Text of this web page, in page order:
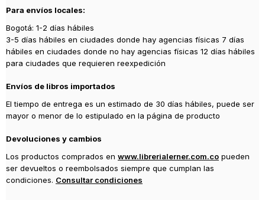
2020
Ilustrador
Gutiérrez, Luci
Para envíos locales:
Bogotá: 1-2 días hábiles
3-5 días hábiles en ciudades donde hay agencias físicas 7 días
hábiles en ciudades donde no hay agencias físicas 12 días hábiles
para ciudades que requieren reexpedición
Envíos de libros importados
El tiempo de entrega es un estimado de 30 días hábiles, puede ser
mayor o menor de lo estipulado en la página de producto
Devoluciones y cambios
Los productos comprados en www.librerialerner.com.co pueden
ser devueltos o reembolsados siempre que cumplan las
condiciones. Consultar condiciones